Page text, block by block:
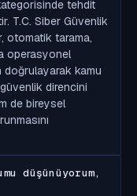
tehdit
T.C. Siber Güvenlik
otomatik tarama,
operasyonel
doğrulayarak kamu
direncini
de bireysel
düşünüyorum,